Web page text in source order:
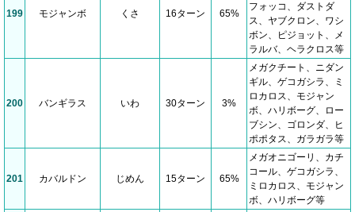
199 モジャンボ くさ 16ターン 65%
フォッコ、ダストダ
ス、ヤブクロン、ワシ
ボン、ピジョット、メ
ラルバ、ヘラクロス等
200 バンギラス いわ 30ターン 3%
メガクチート、ニダン
ギル、ゲコガシラ、ミ
ロカロス、モジャン
ボ、ハリボーグ、ロー
ブシン、ゴロンダ、ヒ
ポポタス、ガラガラ等
201 カバルドン じめん 15ターン 65%
メガオニゴーリ、カチ
コール、ゲコガシラ、
ミロカロス、モジャン
ボ、ハリボーグ等